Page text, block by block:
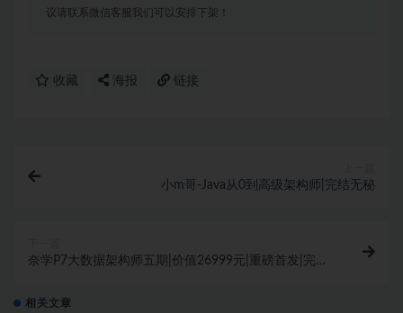
议请联系微信客服我们可以安排下架！
收藏 海报 链接
小m哥-Java从0到高级架构师|完结无秘
奈学P7大数据架构师五期|价值26999元|重磅首发|完结
相关文章